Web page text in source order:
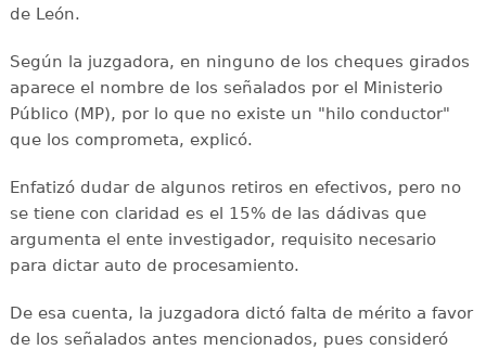
de León.
Según la juzgadora, en ninguno de los cheques girados
aparece el nombre de los señalados por el Ministerio
Público (MP), por lo que no existe un "hilo conductor"
que los comprometa, explicó.
Enfatizó dudar de algunos retiros en efectivos, pero no
se tiene con claridad es el 15% de las dádivas que
argumenta el ente investigador, requisito necesario
para dictar auto de procesamiento.
De esa cuenta, la juzgadora dictó falta de mérito a favor
de los señalados antes mencionados, pues consideró